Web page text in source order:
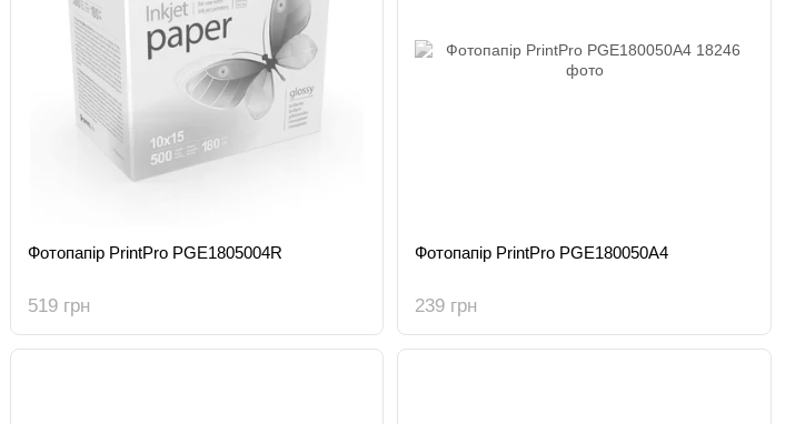
Фотопапір PrintPro PGE1805004R
519 грн
Фотопапір PrintPro PGE180050A4
239 грн